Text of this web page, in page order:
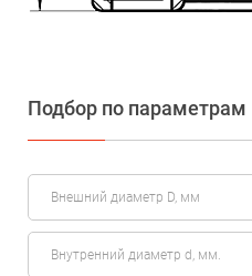
Подбор по параметрам